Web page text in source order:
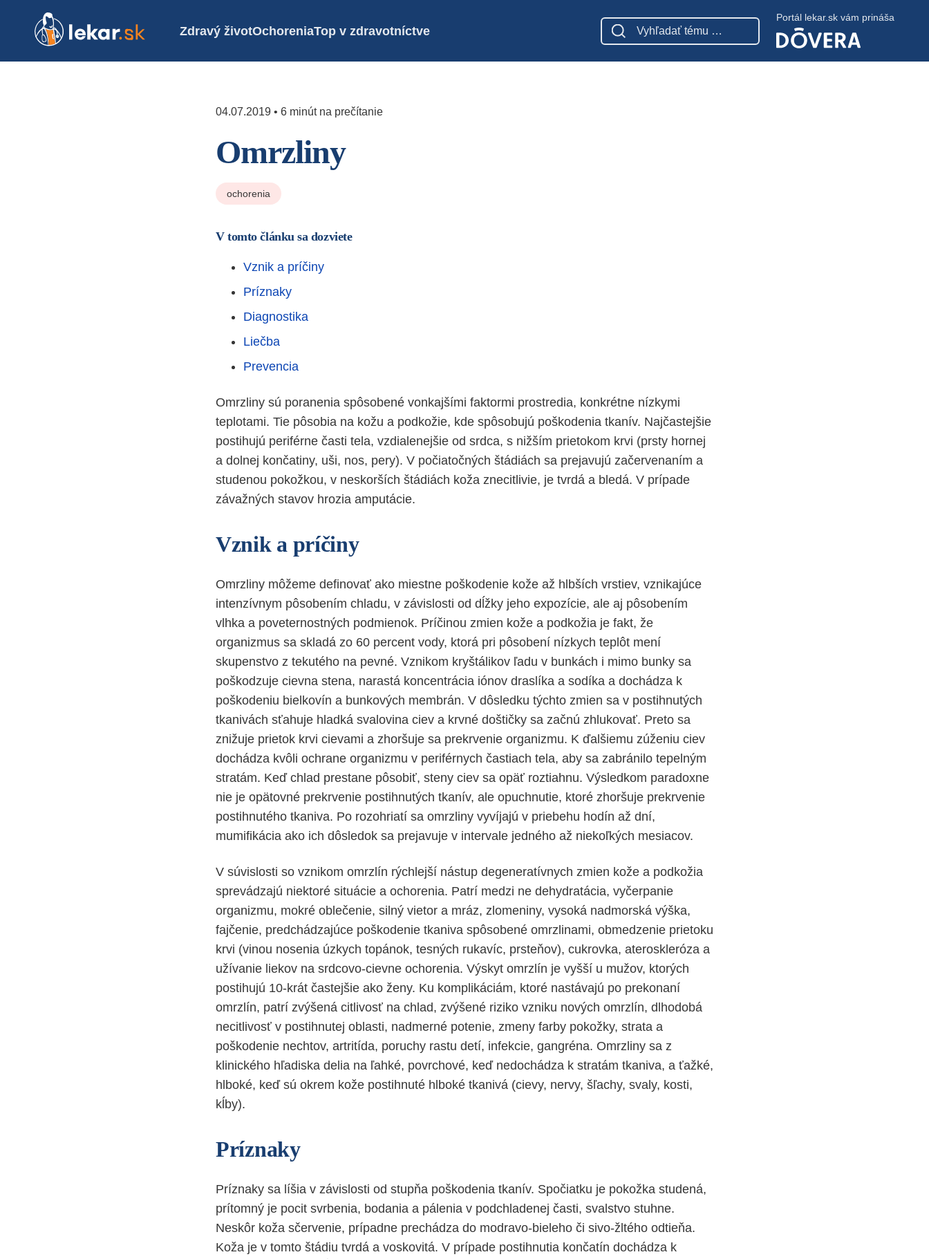
Zdravý životOchoreniaTop v zdravotníctve
Portál lekar.sk vám prináša
04.07.2019 • 6 minút na prečítanie
Omrzliny
ochorenia
V tomto článku sa dozviete
Vznik a príčiny
Príznaky
Diagnostika
Liečba
Prevencia
Omrzliny sú poranenia spôsobené vonkajšími faktormi prostredia, konkrétne nízkymi
teplotami. Tie pôsobia na kožu a podkožie, kde spôsobujú poškodenia tkanív. Najčastejšie
postihujú periférne časti tela, vzdialenejšie od srdca, s nižším prietokom krvi (prsty hornej
a dolnej končatiny, uši, nos, pery). V počiatočných štádiách sa prejavujú začervenaním a
studenou pokožkou, v neskorších štádiách koža znecitlivie, je tvrdá a bledá. V prípade
závažných stavov hrozia amputácie.
Vznik a príčiny
Omrzliny môžeme definovať ako miestne poškodenie kože až hlbších vrstiev, vznikajúce
intenzívnym pôsobením chladu, v závislosti od dĺžky jeho expozície, ale aj pôsobením
vlhka a poveternostných podmienok. Príčinou zmien kože a podkožia je fakt, že
organizmus sa skladá zo 60 percent vody, ktorá pri pôsobení nízkych teplôt mení
skupenstvo z tekutého na pevné. Vznikom kryštálikov ľadu v bunkách i mimo bunky sa
poškodzuje cievna stena, narastá koncentrácia iónov draslíka a sodíka a dochádza k
poškodeniu bielkovín a bunkových membrán. V dôsledku týchto zmien sa v postihnutých
tkanivách sťahuje hladká svalovina ciev a krvné doštičky sa začnú zhlukovať. Preto sa
znižuje prietok krvi cievami a zhoršuje sa prekrvenie organizmu. K ďalšiemu zúženiu ciev
dochádza kvôli ochrane organizmu v periférnych častiach tela, aby sa zabránilo tepelným
stratám. Keď chlad prestane pôsobiť, steny ciev sa opäť roztiahnu. Výsledkom paradoxne
nie je opätovné prekrvenie postihnutých tkanív, ale opuchnutie, ktoré zhoršuje prekrvenie
postihnutého tkaniva. Po rozohriatí sa omrzliny vyvíjajú v priebehu hodín až dní,
mumifikácia ako ich dôsledok sa prejavuje v intervale jedného až niekoľkých mesiacov.
V súvislosti so vznikom omrzlín rýchlejší nástup degeneratívnych zmien kože a podkožia
sprevádzajú niektoré situácie a ochorenia. Patrí medzi ne dehydratácia, vyčerpanie
organizmu, mokré oblečenie, silný vietor a mráz, zlomeniny, vysoká nadmorská výška,
fajčenie, predchádzajúce poškodenie tkaniva spôsobené omrzlinami, obmedzenie prietoku
krvi (vinou nosenia úzkych topánok, tesných rukavíc, prsteňov), cukrovka, ateroskleróza a
užívanie liekov na srdcovo-cievne ochorenia. Výskyt omrzlín je vyšší u mužov, ktorých
postihujú 10-krát častejšie ako ženy. Ku komplikáciám, ktoré nastávajú po prekonaní
omrzlín, patrí zvýšená citlivosť na chlad, zvýšené riziko vzniku nových omrzlín, dlhodobá
necitlivosť v postihnutej oblasti, nadmerné potenie, zmeny farby pokožky, strata a
poškodenie nechtov, artritída, poruchy rastu detí, infekcie, gangréna. Omrzliny sa z
klinického hľadiska delia na ľahké, povrchové, keď nedochádza k stratám tkaniva, a ťažké,
hlboké, keď sú okrem kože postihnuté hlboké tkanivá (cievy, nervy, šľachy, svaly, kosti,
kĺby).
Príznaky
Príznaky sa líšia v závislosti od stupňa poškodenia tkanív. Spočiatku je pokožka studená,
prítomný je pocit svrbenia, bodania a pálenia v podchladenej časti, svalstvo stuhne.
Neskôr koža sčervenie, prípadne prechádza do modravo-bieleho či sivo-žltého odtieňa.
Koža je v tomto štádiu tvrdá a voskovitá. V prípade postihnutia končatín dochádza k